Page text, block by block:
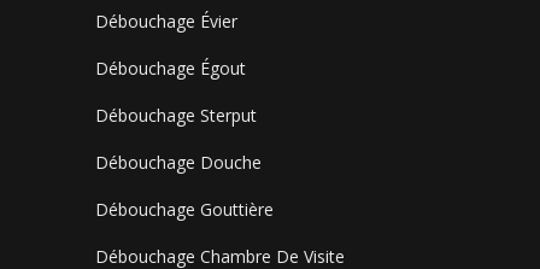
Débouchage Évier
Débouchage Égout
Débouchage Sterput
Débouchage Douche
Débouchage Gouttière
Débouchage Chambre De Visite